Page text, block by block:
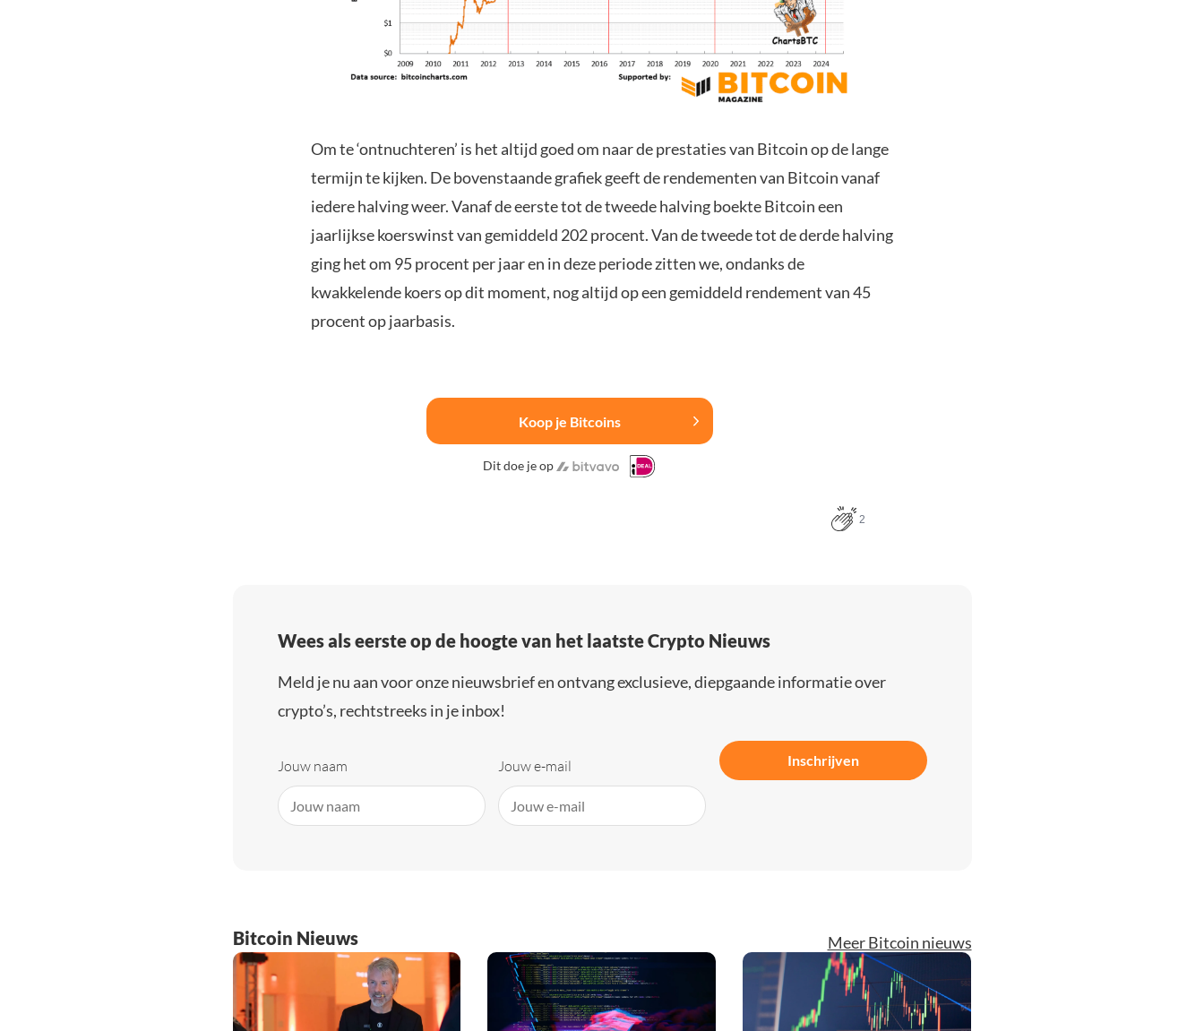
Om te ‘ontnuchteren’ is het altijd goed om naar de prestaties van Bitcoin op de lange
termijn te kijken. De bovenstaande grafiek geeft de rendementen van Bitcoin vanaf
iedere halving weer. Vanaf de eerste tot de tweede halving boekte Bitcoin een
jaarlijkse koerswinst van gemiddeld 202 procent. Van de tweede tot de derde halving
ging het om 95 procent per jaar en in deze periode zitten we, ondanks de
kwakkelende koers op dit moment, nog altijd op een gemiddeld rendement van 45
procent op jaarbasis.
Koop je Bitcoins
Dit doe je op
2
Wees als eerste op de hoogte van het laatste Crypto Nieuws
Meld je nu aan voor onze nieuwsbrief en ontvang exclusieve, diepgaande informatie over
crypto’s, rechtstreeks in je inbox!
Jouw naam Jouw e-mail Inschrijven
Bitcoin Nieuws Meer Bitcoin nieuws